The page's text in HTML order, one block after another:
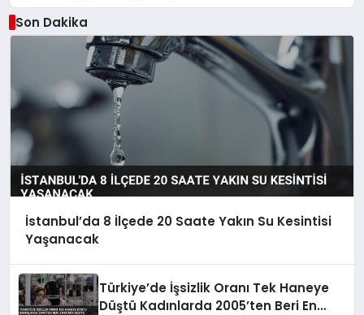
Son Dakika
İstanbul’da 8 İlçede 20 Saate Yakın Su Kesintisi
Yaşanacak
Türkiye’de İşsizlik Oranı Tek Haneye
Düştü Kadınlarda 2005’ten Beri En